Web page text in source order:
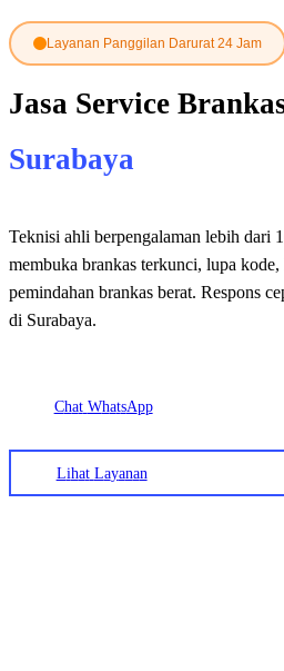
Layanan Panggilan Darurat 24 Jam
Jasa Service
Surabaya
Teknisi ahli berpengalaman lebih dari
membuka brankas terkunci, lupa
pemindahan brankas berat. Respons
di Surabaya.
Chat WhatsApp
Lihat Layanan